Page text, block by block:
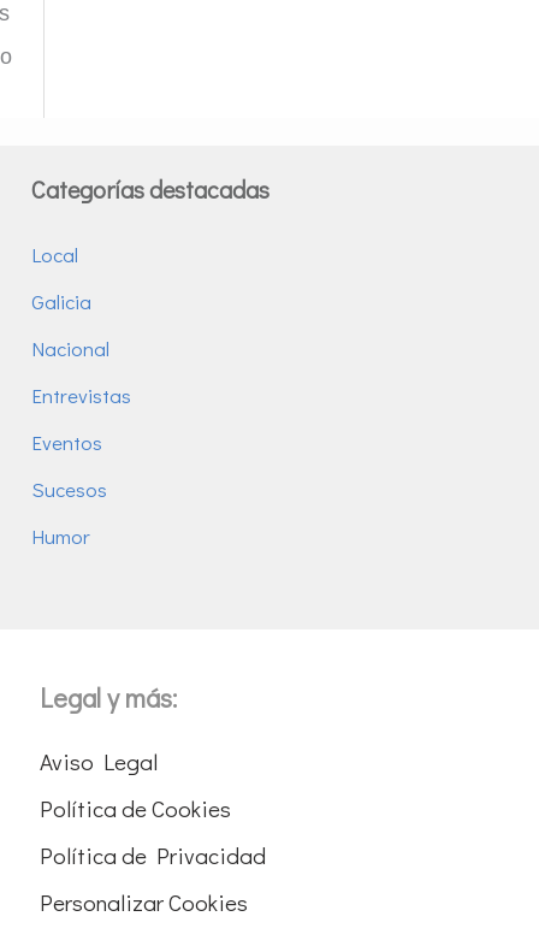
Categorías destacadas
Local
Galicia
Nacional
Entrevistas
Eventos
Sucesos
Humor
Legal y más:
Aviso Legal
Política de Cookies
Política de Privacidad
Personalizar Cookies